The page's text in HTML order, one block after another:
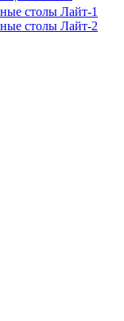
столы Лайт-1
столы Лайт-2